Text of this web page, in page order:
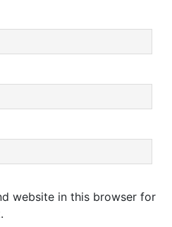
website in this browser for